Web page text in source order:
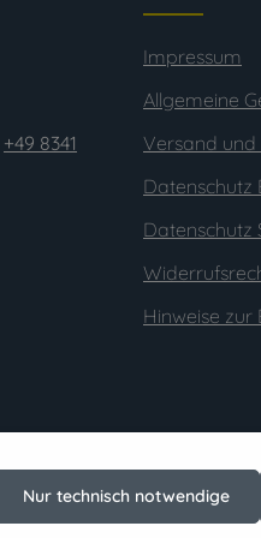
+49 8341
Impressum
Allgemeine
Versand und
Datenschutz
Datenschutz
Hinweise
Nur technisch notwendige